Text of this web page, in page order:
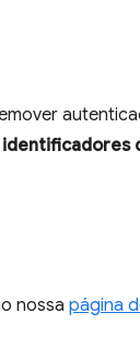
identificadores
nossa página